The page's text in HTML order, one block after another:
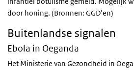
door honing. (Bronnen: GGD’en)
Buitenlandse signalen
Ebola in Oeganda
Het Ministerie van Gezondheid in